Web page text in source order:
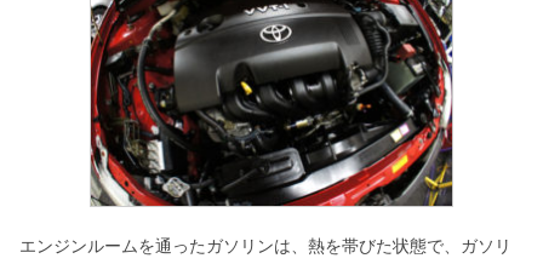
エンジンルームを通ったガソリンは、熱を帯びた状態で、ガソリ